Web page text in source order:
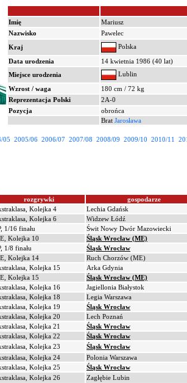
Imię
Mariusz
Nazwisko
Pawelec
Kraj
Polska
Data urodzenia
14 kwietnia 1986 (40 lat)
Miejsce urodzenia
Lublin
Wzrost / waga
180 cm / 72 kg
Reprezentacja Polski
2A-0
Pozycja
obrońca
Brat Jarosława
05 2005/06 2006/07 2007/08 2008/09 2009/10 2010/11
rozgrywki
gospodarze
Kolejka 4
Lechia Gdańsk
Kolejka 6
Widzew Łódź
1/16 finału
Świt Nowy Dwór Mazowiecki
Kolejka 10
Śląsk Wrocław (ME)
1/8 finału
Śląsk Wrocław
Kolejka 14
Ruch Chorzów (ME)
Kolejka 15
Arka Gdynia
Kolejka 15
Śląsk Wrocław (ME)
Kolejka 16
Jagiellonia Białystok
Kolejka 18
Legia Warszawa
Kolejka 19
Śląsk Wrocław
Kolejka 20
Lech Poznań
Kolejka 21
Śląsk Wrocław
Kolejka 22
Śląsk Wrocław
Kolejka 23
Śląsk Wrocław
Kolejka 24
Polonia Warszawa
Kolejka 25
Śląsk Wrocław
Kolejka 26
Zagłębie Lubin